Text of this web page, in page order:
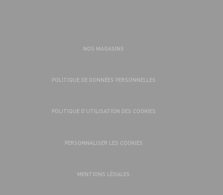
NOS MAGASINS
POLITIQUE DE DONNÉES PERSONNELLES
POLITIQUE D’UTILISATION DES COOKIES
PERSONNALISER LES COOKIES
MENTIONS LÉGALES